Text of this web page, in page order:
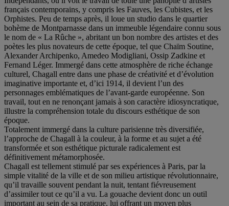
français contemporains, y compris les Fauves, les Cubistes, et les
Orphistes. Peu de temps après, il loue un studio dans le quartier
bohème de Montparnasse dans un immeuble légendaire connu sous
le nom de « La Rûche », abritant un bon nombre des artistes et des
poètes les plus novateurs de cette époque, tel que Chaïm Soutine,
Alexander Archipenko, Amedeo Modigliani, Ossip Zadkine et
Fernand Léger. Immergé dans cette atmosphère de riche échange
culturel, Chagall entre dans une phase de créativité et d’évolution
imaginative importante et, d’ici 1914, il devient l’un des
personnages emblématiques de l’avant-garde européenne. Son
travail, tout en ne renonçant jamais à son caractère idiosyncratique,
illustre la compréhension totale du discours esthétique de son
époque.
Totalement immergé dans la culture parisienne très diversifiée,
l’approche de Chagall à la couleur, à la forme et au sujet a été
transformée et son esthétique picturale radicalement est
définitivement métamorphosée.
Chagall est tellement stimulé par ses expériences à Paris, par la
simple vitalité de la ville et de son milieu artistique révolutionnaire,
qu’il travaille souvent pendant la nuit, tentant fiévreusement
d’assimiler tout ce qu’il a vu. La gouache devient donc un outil
important au sein de sa pratique, lui offrant un moyen plus